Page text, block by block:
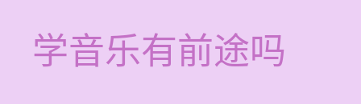
学音乐有前途吗